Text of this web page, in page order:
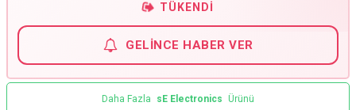
TÜKENDI
GELINCE HABER VER
Daha Fazla sE Electronics Ürünü